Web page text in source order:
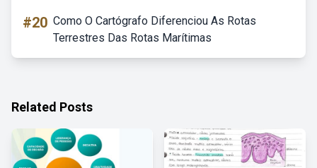
#20 Como O Cartógrafo Diferenciou As Rotas
Terrestres Das Rotas Marítimas
Related Posts